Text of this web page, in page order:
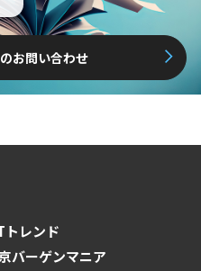
お問い合わせ
トレンド
バーゲンマニア